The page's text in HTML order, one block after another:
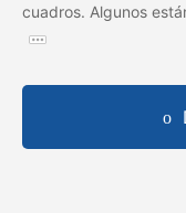
cuadros. Algunos